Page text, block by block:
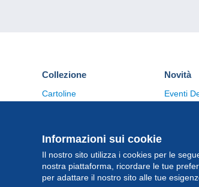
Informazioni sui cookie
Il nostro sito utilizza i cookies per le
nostra piattaforma, ricordare le tue
per adattare il nostro sito alle tue
Collezione
Cartoline
Altre collezioni
Novità
Eventi